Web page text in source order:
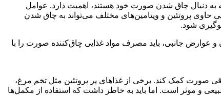
به دنبال چاق شدن صورت خود هستند، اهمیت دارد. عوامل
پروتئین و ویتامین‌های مختلف می‌تواند به چاق شدن
شود.
عوارض جانبی، باید مصرف مواد غذایی چاق‌کننده صورت را با
صورت کمک کند. برخی از غذاهای پر پروتئین مثل تخم مرغ،
و موثر است. اما باید به خاطر داشت که استفاده از مکمل‌ها